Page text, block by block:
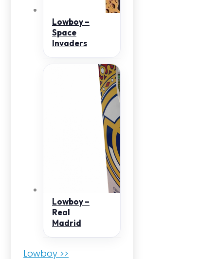
Lowboy –
Space
Invaders
Lowboy –
Real
Madrid
Lowboy >>